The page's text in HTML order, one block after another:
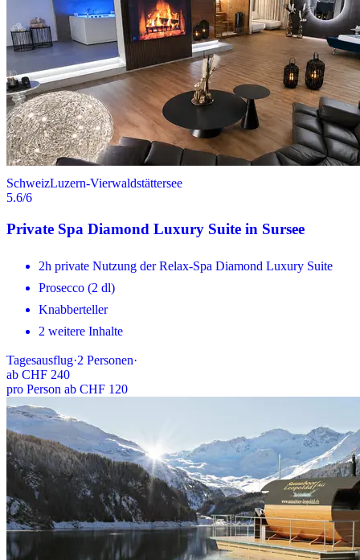
SchweizLuzern-Vierwaldstättersee
5.6/6
Private Spa Diamond Luxury Suite in Sursee
2h private Nutzung der Relax-Spa Diamond Luxury Suite
Prosecco (2 dl)
Knabberteller
2 weitere Inhalte
Tagesausflug·2 Personen·
ab CHF 240
pro Person ab CHF 120